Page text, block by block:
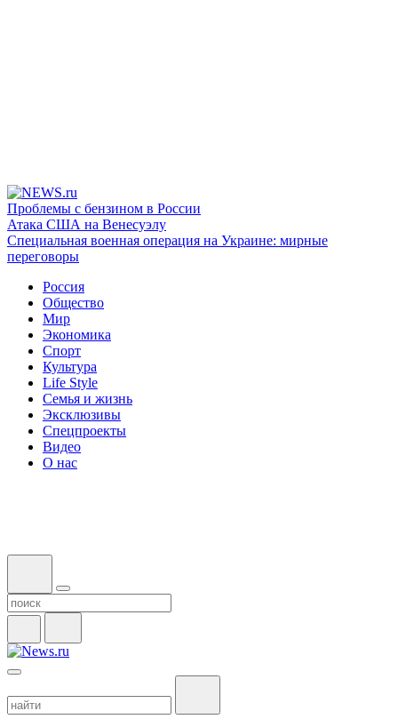
Проблемы с бензином в России
Атака США на Венесуэлу
Специальная военная операция на Украине: мирные
переговоры
Россия
Общество
Мир
Экономика
Спорт
Культура
Life Style
Семья и жизнь
Эксклюзивы
Спецпроекты
Видео
О нас